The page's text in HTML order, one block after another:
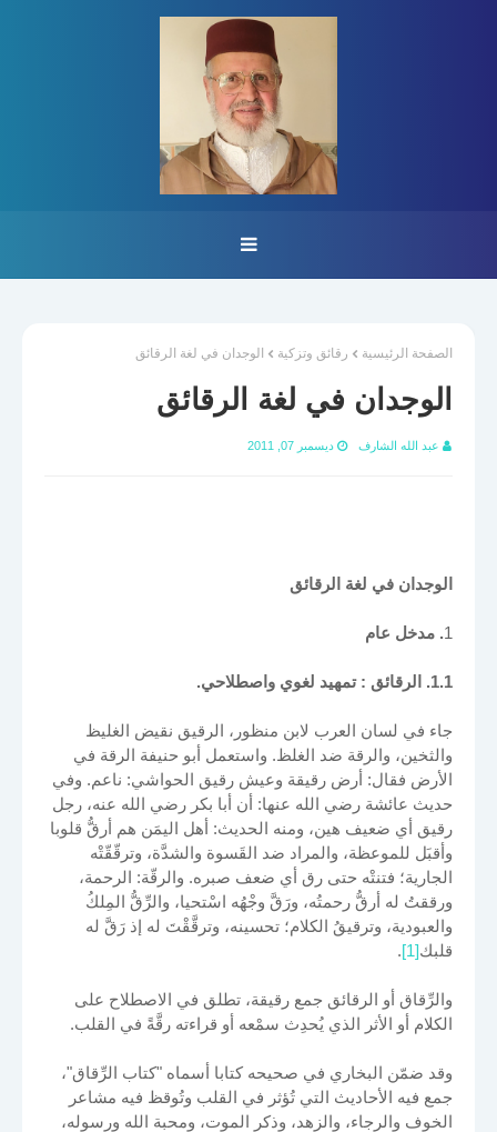
الصفحة الرئيسية رقائق وتزكية الوجدان في لغة الرقائق
الوجدان في لغة الرقائق
عبد الله الشارف ديسمبر 07, 2011
الوجدان في لغة الرقائق
1. مدخل عام
1.1. الرقائق : تمهيد لغوي واصطلاحي.
جاء في لسان العرب لابن منظور، الرقيق نقيض الغليظ
والثخين، والرقة ضد الغلظ. واستعمل أبو حنيفة الرقة في
الأرض فقال: أرض رقيقة وعيش رقيق الحواشي: ناعم. وفي
حديث عائشة رضي الله عنها: أن أبا بكر رضي الله عنه، رجل
رقيق أي ضعيف هين، ومنه الحديث: أهل اليمَن هم أرقُّ قلوبا
وأقبَل للموعظة، والمراد ضد القَسوة والشدَّة، وترقّقّتْه
الجارية؛ فتنتْه حتى رق أي ضعف صبره. والرقّة: الرحمة،
ورققتُ له أرقُّ رحمتُه، ورَقَّ وجْهُه اسْتحيا، والرِّقُّ المِلكُ
والعبودية، وترقيقُ الكلام؛ تحسينه، وترقَّقْتَ له إذ رَقَّ له
قلبك[1]
.
والرِّقاق أو الرقائق جمع رقيقة، تطلق في الاصطلاح على
الكلام أو الأثر الذي يُحدِث سمْعه أو قراءته رقَّةً في القلب.
وقد ضمّن البخاري في صحيحه كتابا أسماه "كتاب الرِّقاق"،
جمع فيه الأحاديث التي تُؤثر في القلب وتُوقظ فيه مشاعر
الخوف والرجاء، والزهد، وذكر الموت، ومحبة الله ورسوله،